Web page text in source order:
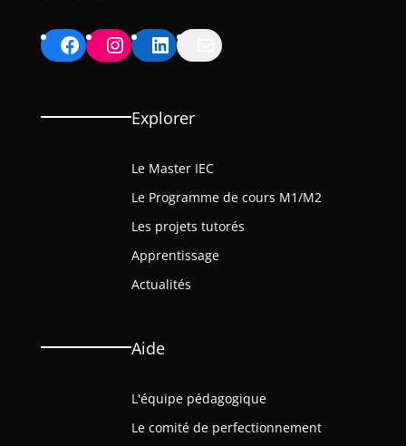
Facebook Instagram LinkedIn
Explorer
Le Master IEC
Le Programme de cours M1/M2
Les projets tutorés
Apprentissage
Actualités
Aide
L'équipe pédagogique
Le comité de perfectionnement